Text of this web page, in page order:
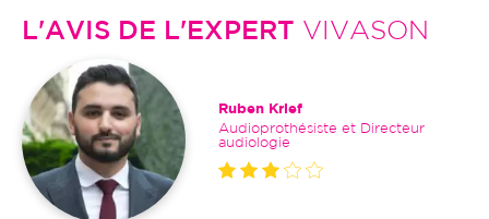
L'AVIS DE L'EXPERT VIVASON
Ruben Krief
Audioprothésiste et Directeur
audiologie